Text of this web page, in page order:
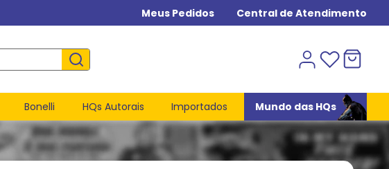
Meus Pedidos Central de Atendimento
Bonelli HQs Autorais Importados Mundo das HQs